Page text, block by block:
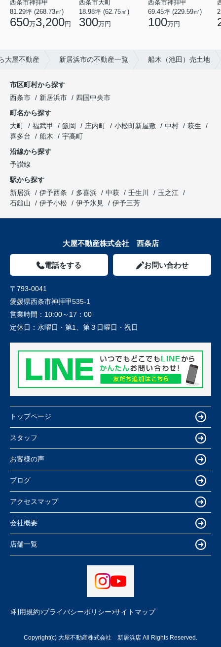
西条市神拝甲
81.29坪 (268.73㎡)
650万3,200円
西条市大町
18.98坪 (62.75㎡)
300万円
西条市神拝甲
69.45坪 (229.59㎡)
100万円
大屋不動産 新居浜市の不動産一覧 船木（池田）売土地
市区町村から探す
西条市
新居浜市
四国中央市
町名から探す
大町
福武甲 飯岡 庄内町 小松町新屋敷 中村
萩生
喜多台
船木
宇高町
沿線から探す
予讃線
駅から探す
新居浜
伊予西条 多喜浜 中萩 壬生川
玉之江
石鎚山
伊予小松 伊予氷見 伊予三芳
大屋不動産株式会社 西条店
電話をする お問い合わせ
〒793-0041
愛媛県西条市神拝甲535-1
営業時間： 10:00～17：00
定休日： 水曜日・第1、第３日曜日・祝日
トップページ
スタッフ
お客様の声
ブログ
アクセスマップ
会社概要
店舗一覧
利用規約 プライバシーポリシー サイトマップ
Copyright(c) 大屋不動産株式会社 新居浜店 All Rights Reserved.